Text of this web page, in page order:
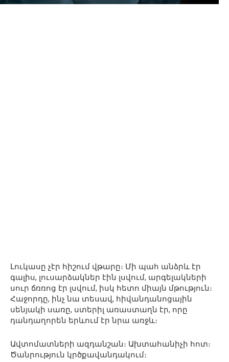
Լուկասը չէր հիշում վթարը։ Մի պահ անձրև էր
գալիս, լուսարձակներ էին լսվում, արգելակների
սուր ճռռոց էր լսվում, իսկ հետո միայն մթություն։
Հաջորդը, ինչ նա տեսավ, հիվանդանոցային
սենյակի սառը, ստերիլ առաստաղն էր, որը
դանդաղորեն երևում էր նրա առջև։
Ավտոմատների ազդանշան։ Ախտահանիչի հոտ։
Ծանրություն կրծքավանդակում։